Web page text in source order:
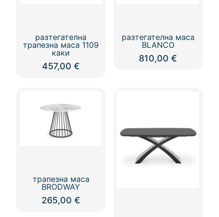
разтегателна
трапезна маса 1109
каки
457,00€
разтегателна маса
BLANCO
810,00€
трапезна маса
BRODWAY
265,00€